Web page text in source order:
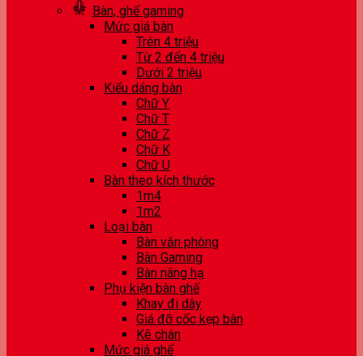
Bàn, ghế gaming
Mức giá bàn
Trên 4 triệu
Từ 2 đến 4 triệu
Dưới 2 triệu
Kiểu dáng bàn
Chữ Y
Chữ T
Chữ Z
Chữ K
Chữ U
Bàn theo kích thước
1m4
1m2
Loại bàn
Bàn văn phòng
Bàn Gaming
Bàn nâng hạ
Phụ kiện bàn ghế
Khay đi dây
Giá đỡ cốc kẹp bàn
Kê chân
Mức giá ghế